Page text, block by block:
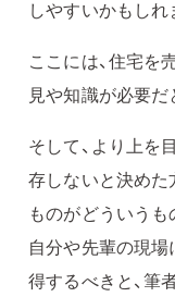
しやすいかもしれ
ここには、住宅を
見や知識が必要だ
そして、より上を
存しないと決めた
ものがどういうも
自分や先輩の現場
得するべきと、筆